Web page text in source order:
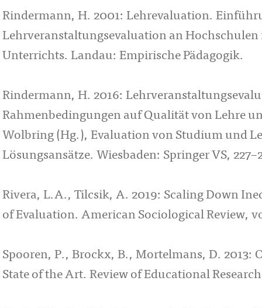
Rindermann, H. 2001: Lehrevaluation.
Lehrveranstaltungsevaluation an
Unterrichts. Landau: Empirische Pädagogik.
Rindermann, H. 2016:
Rahmenbedingungen auf Qualität von Lehre
Wolbring (Hg.), Evaluation von Studium und
Lösungsansätze. Wies­baden: Springer VS,
Rivera, L.A., Tilcsik, A. 2019: Scaling Down
of Evaluation. American Sociological Review,
Spooren, P., Brockx, B., Mortelmans, D. 2013:
State of the Art. Review of Educational